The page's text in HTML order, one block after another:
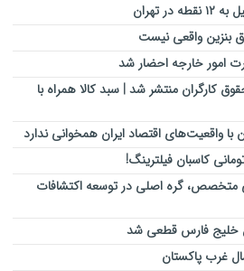
تهران
بنزین واقعی نیست
امور خارجه احضار شد
کارگران منتشر شد | سبد کالا همراه با
متخصص، گره اصلی در توسعه اکتشافات
خلیج فارس قطعی شد
غرب پاکستان